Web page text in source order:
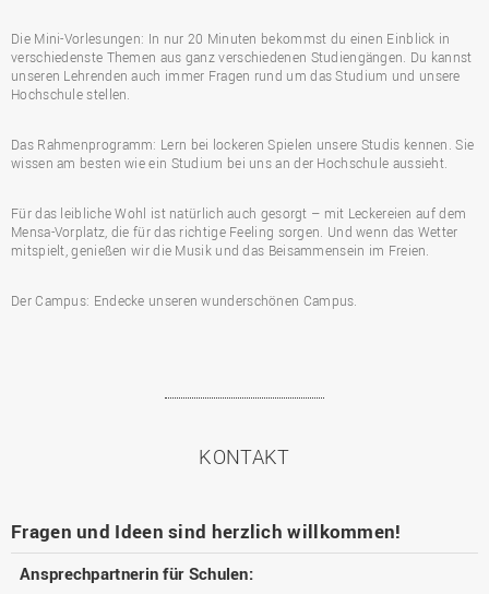
Die Mini-Vorlesungen: In nur 20 Minuten bekommst du einen Einblick in
verschiedenste Themen aus ganz verschiedenen Studiengängen. Du kannst
unseren Lehrenden auch immer Fragen rund um das Studium und unsere
Hochschule stellen.
Das Rahmenprogramm: Lern bei lockeren Spielen unsere Studis kennen. Sie
wissen am besten wie ein Studium bei uns an der Hochschule aussieht.
Für das leibliche Wohl ist natürlich auch gesorgt – mit Leckereien auf dem
Mensa-Vorplatz, die für das richtige Feeling sorgen. Und wenn das Wetter
mitspielt, genießen wir die Musik und das Beisammensein im Freien.
Der Campus: Endecke unseren wunderschönen Campus.
KONTAKT
Fragen und Ideen sind herzlich willkommen!
Ansprechpartnerin für Schulen: